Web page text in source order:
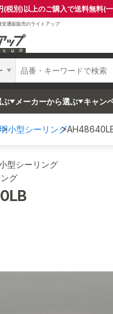
(税別)以上のご購入で送料無料(
安通販販売のライトアップ
ぶ メーカーから選ぶ キャン
小型シーリング
型シーリング
グ